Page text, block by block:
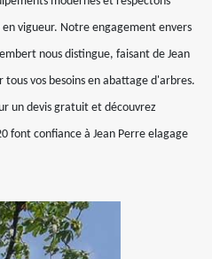
vigueur. Notre engagement envers
nous distingue, faisant de Jean
vos besoins en abattage d'arbres.
un devis gratuit et découvrez
font confiance à Jean Perre elagage